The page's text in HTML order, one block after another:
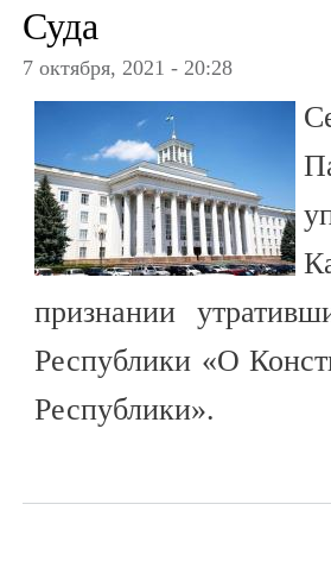
Суда
7 октября, 2021 - 20:28
признании
Республики «О
Республики».